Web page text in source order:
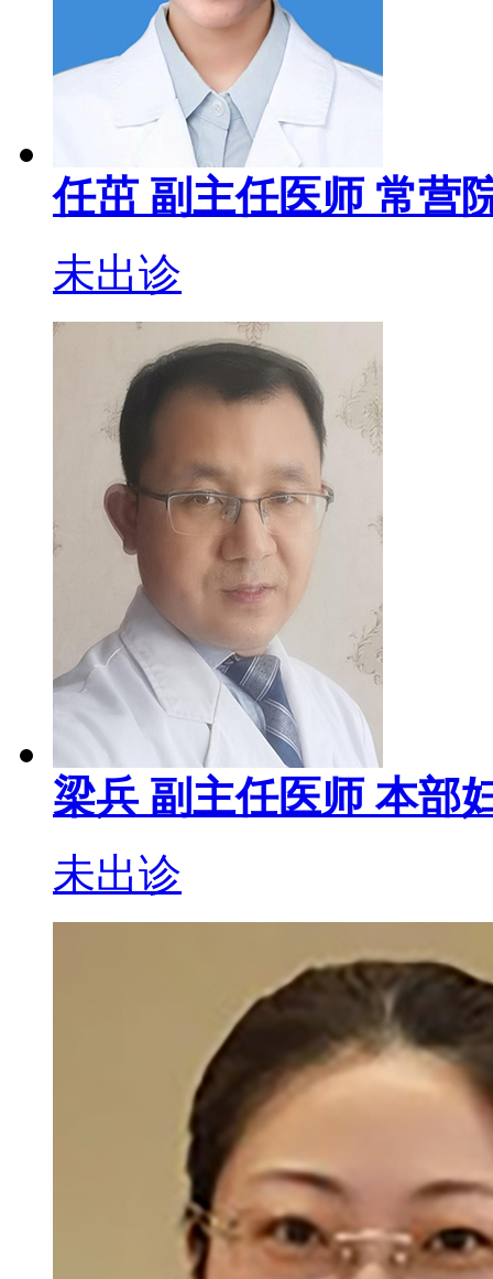
任茁 副主任医师 常营
未出诊
梁兵 副主任医师本部
未出诊